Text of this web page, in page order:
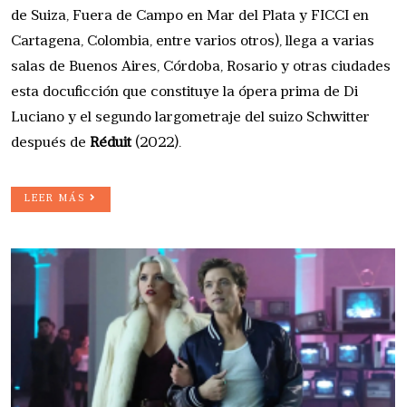
de Suiza, Fuera de Campo en Mar del Plata y FICCI en
Cartagena, Colombia, entre varios otros), llega a varias
salas de Buenos Aires, Córdoba, Rosario y otras ciudades
esta docuficción que constituye la ópera prima de Di
Luciano y el segundo largometraje del suizo Schwitter
después de Réduit(2022).
LEER MÁS